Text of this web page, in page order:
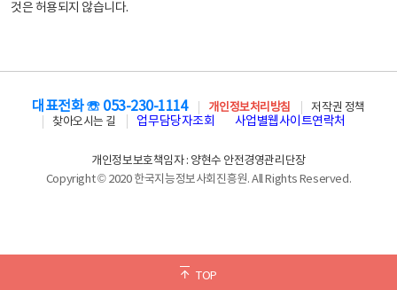
것은 허용되지 않습니다.
TOP
대표전화 ☏ 053-230-1114 개인정보처리방침
저작권 정책
찾아오시는 길
업무담당자조회 사업별웹사이트연락처
개인정보보호책임자 : 양현수 안전경영관리단장
Copyright © 2020 한국지능정보사회진흥원. All Rights Reserved.